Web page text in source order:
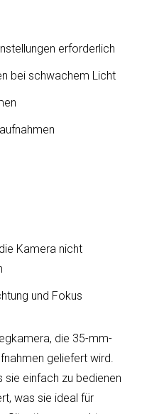
die 35-mm-
geliefert wird.
sie einfach zu bedienen
was sie ideal für
erforderlich
bei schwachem Licht
Kamera nicht
und Fokus